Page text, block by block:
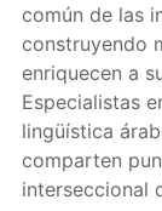
común de las
construyendo
enriquecen a
Especialistas
lingüística
comparten
interseccional